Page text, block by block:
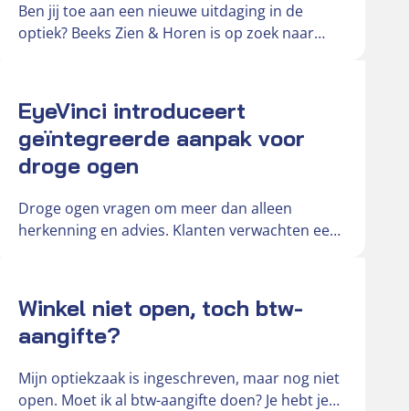
Ben jij toe aan een nieuwe uitdaging in de
optiek? Beeks Zien & Horen is op zoek naar
EyeVinci introduceert
geïntegreerde aanpak voor
droge ogen
Droge ogen vragen om meer dan alleen
herkenning en advies. Klanten verwachten een
Winkel niet open, toch btw-
aangifte?
Mijn optiekzaak is ingeschreven, maar nog niet
open. Moet ik al btw-aangifte doen? Je hebt je